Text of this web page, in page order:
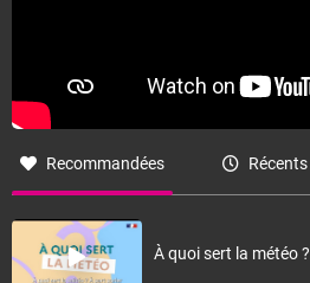
Recommandées Récents
À quoi sert la météo ?